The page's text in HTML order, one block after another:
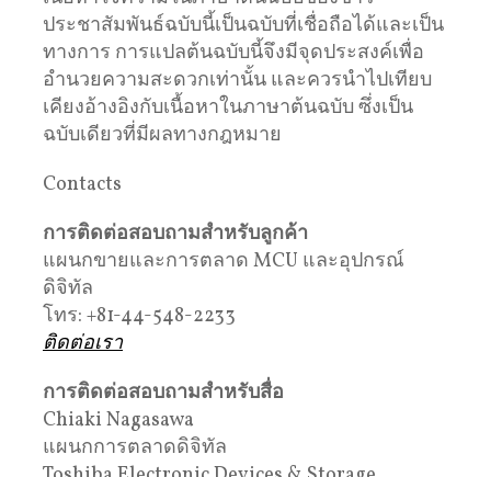
ประชาสัมพันธ์ฉบับนี้เป็นฉบับที่เชื่อถือได้และเป็น
ทางการ การแปลต้นฉบับนี้จึงมีจุดประสงค์เพื่อ
อำนวยความสะดวกเท่านั้น และควรนำไปเทียบ
เคียงอ้างอิงกับเนื้อหาในภาษาต้นฉบับ ซึ่งเป็น
ฉบับเดียวที่มีผลทางกฎหมาย
Contacts
การติดต่อสอบถามสำหรับลูกค้า
แผนกขายและการตลาด MCU และอุปกรณ์
ดิจิทัล
โทร: +81-44-548-2233
ติดต่อเรา
การติดต่อสอบถามสำหรับสื่อ
Chiaki Nagasawa
แผนกการตลาดดิจิทัล